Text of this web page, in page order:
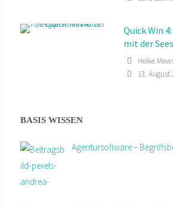
Agenturen
Heike
Ideenpool
BASIS WISSEN
Agentursoftware –